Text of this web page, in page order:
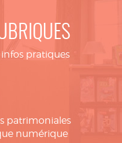
infos pratiques
patrimoniales
numérique